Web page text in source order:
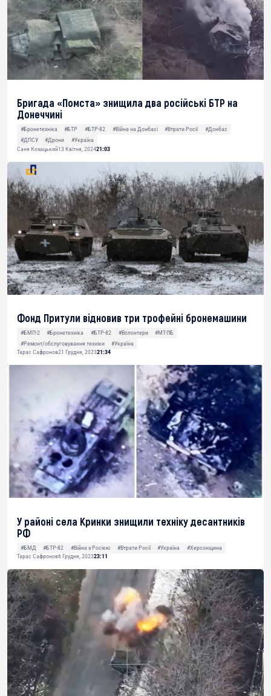
Бригада «Помста» знищила два російські БТР на
Донеччині
#Бронетехніка #БТР #БТР-82 #Війна на Донбасі #Втрати Росії
#Донбас
#ДПСУ
#Дрони
#Україна
Саня Козацький13 Квітня, 202421:03
Фонд Притули відновив три трофейні бронемашини
#БМП-2 #Бронетехніка #БТР-82 #Волонтери
#МТ-ЛБ
#Ремонт/обслуговування техніки
#Україна
Тарас Сафронов21 Грудня, 202321:34
У районі села Кринки знищили техніку десантників
РФ
#БМД #БТР-82 #Війна з Росією #Втрати Росії #Україна
#Херсонщина
Тарас Сафронов6 Грудня, 202323:11